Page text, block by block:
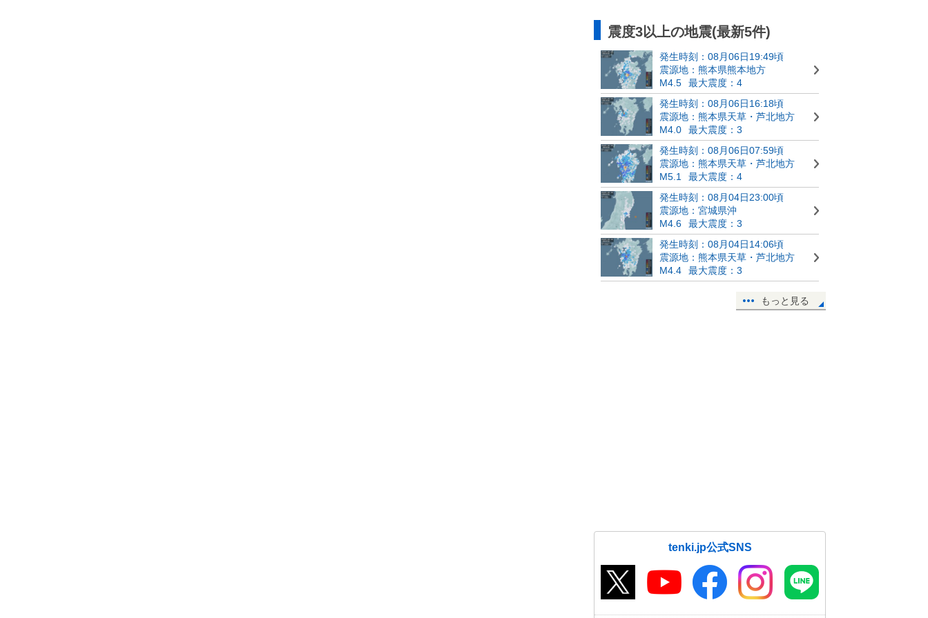
震度3以上の地震(最新5件)
発生時刻：08月06日19:49頃
震源地：熊本県熊本地方
M4.5
最大震度：4
発生時刻：08月06日16:18頃
震源地：熊本県天草・芦北地方
M4.0
最大震度：3
発生時刻：08月06日07:59頃
震源地：熊本県天草・芦北地方
M5.1
最大震度：4
発生時刻：08月04日23:00頃
震源地：宮城県沖
M4.6
最大震度：3
発生時刻：08月04日14:06頃
震源地：熊本県天草・芦北地方
M4.4
最大震度：3
もっと見る
tenki.jp公式SNS